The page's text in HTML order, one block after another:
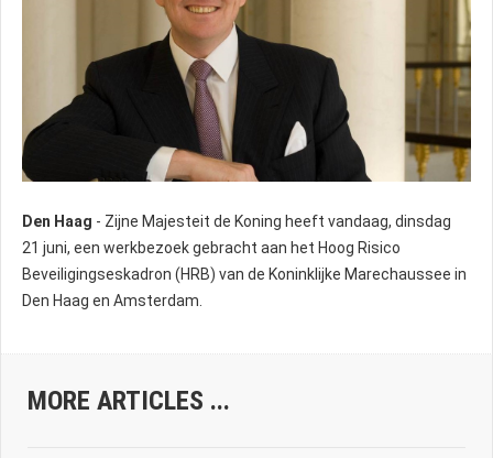
Den Haag - Zijne Majesteit de Koning heeft vandaag, dinsdag
21 juni, een werkbezoek gebracht aan het Hoog Risico
Beveiligingseskadron (HRB) van de Koninklijke Marechaussee in
Den Haag en Amsterdam.
MORE ARTICLES ...